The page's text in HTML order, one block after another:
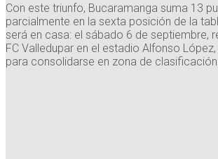
Con este triunfo, Bucaramanga suma 13
parcialmente en la sexta posición de la
será en casa: el sábado 6 de septiembre,
FC Valledupar en el estadio Alfonso
para consolidarse en zona de